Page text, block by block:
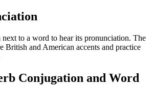
to a word to hear its pronunciation. The
British and American accents and practice
Conjugation and Word